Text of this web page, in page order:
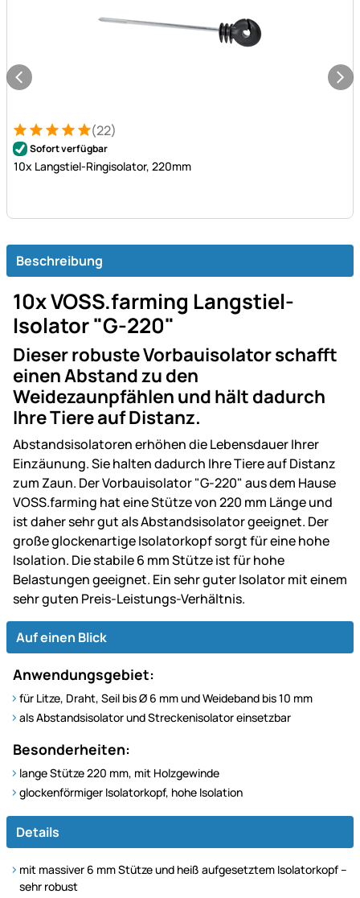
Bewertung: 5 von 5 (22 Bewertungen)
22 Bewertungen
(22)
Sofort verfügbar
10x Langstiel-Ringisolator, 220mm
Beschreibung
10x VOSS.farming Langstiel-
Isolator "G-220"
Dieser robuste Vorbauisolator schafft
einen Abstand zu den
Weidezaunpfählen und hält dadurch
Ihre Tiere auf Distanz.
Abstandsisolatoren erhöhen die Lebensdauer Ihrer
Einzäunung. Sie halten dadurch Ihre Tiere auf Distanz
zum Zaun. Der Vorbauisolator "G-220" aus dem Hause
VOSS.farming hat eine Stütze von 220 mm Länge und
ist daher sehr gut als Abstandsisolator geeignet. Der
große glockenartige Isolatorkopf sorgt für eine hohe
Isolation. Die stabile 6 mm Stütze ist für hohe
Belastungen geeignet. Ein sehr guter Isolator mit einem
sehr guten Preis-Leistungs-Verhältnis.
Auf einen Blick
Anwendungsgebiet:
für Litze, Draht, Seil bis Ø 6 mm und Weideband bis 10 mm
als Abstandsisolator und Streckenisolator einsetzbar
Besonderheiten:
lange Stütze 220 mm, mit Holzgewinde
glockenförmiger Isolatorkopf, hohe Isolation
Details
mit massiver 6 mm Stütze und heiß aufgesetztem Isolatorkopf –
sehr robust